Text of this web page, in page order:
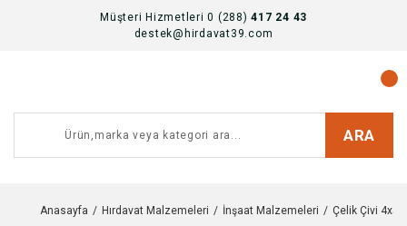
Müşteri Hizmetleri 0 (288)417 24 43
destek@hirdavat39.com
ARA
Anasayfa Hırdavat Malzemeleri İnşaat Malzemeleri Çelik Çivi